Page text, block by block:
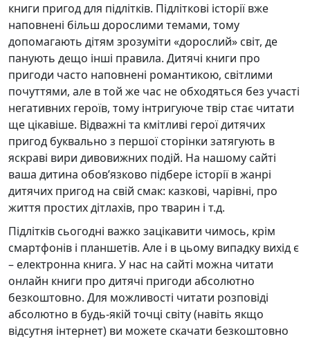
книги пригод для підлітків. Підліткові історії вже
наповнені більш дорослими темами, тому
допомагають дітям зрозуміти «дорослий» світ, де
панують дещо інші правила. Дитячі книги про
пригоди часто наповнені романтикою, світлими
почуттями, але в той же час не обходяться без участі
негативних героїв, тому інтригуюче твір стає читати
ще цікавіше. Відважні та кмітливі герої дитячих
пригод буквально з першої сторінки затягують в
яскраві вири дивовижних подій. На нашому сайті
ваша дитина обов’язково підбере історії в жанрі
дитячих пригод на свій смак: казкові, чарівні, про
життя простих дітлахів, про тварин і т.д.
Підлітків сьогодні важко зацікавити чимось, крім
смартфонів і планшетів. Але і в цьому випадку вихід є
– електронна книга. У нас на сайті можна читати
онлайн книги про дитячі пригоди абсолютно
безкоштовно. Для можливості читати розповіді
абсолютно в будь-якій точці світу (навіть якщо
відсутня інтернет) ви можете скачати безкоштовно